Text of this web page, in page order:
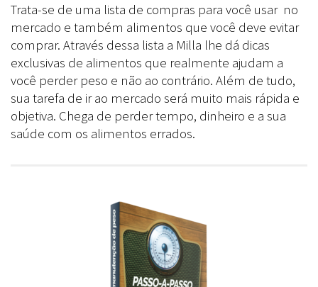
Trata-se de uma lista de compras para você usar no
mercado e também alimentos que você deve evitar
comprar. Através dessa lista a Milla lhe dá dicas
exclusivas de alimentos que realmente ajudam a
você perder peso e não ao contrário. Além de tudo,
sua tarefa de ir ao mercado será muito mais rápida e
objetiva. Chega de perder tempo, dinheiro e a sua
saúde com os alimentos errados.